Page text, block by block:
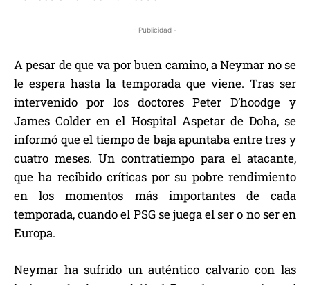
- Publicidad -
A pesar de que va por buen camino, a Neymar no se
le espera hasta la temporada que viene. Tras ser
intervenido por los doctores Peter D’hoodge y
James Colder en el Hospital Aspetar de Doha, se
informó que el tiempo de baja apuntaba entre tres y
cuatro meses. Un contratiempo para el atacante,
que ha recibido críticas por su pobre rendimiento
en los momentos más importantes de cada
temporada, cuando el PSG se juega el ser o no ser en
Europa.
Neymar ha sufrido un auténtico calvario con las